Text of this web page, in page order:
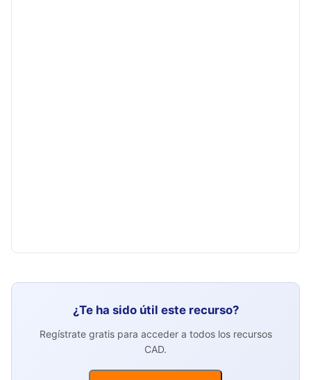
¿Te ha sido útil este recurso?
Regístrate gratis para acceder a todos los recursos
CAD.